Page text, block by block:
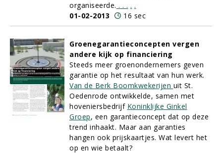
organiseerde. . . . . .
01-02-2013
16 sec
Groenegarantieconcepten vergen
andere kijk op financiering
Steeds meer groenondernemers geven
garantie op het resultaat van hun werk.
Van de Berk Boomkwekerijen uit St.
Oedenrode ontwikkelde, samen met
hoveniersbedrijf Koninklijke Ginkel
Groep, een garantieconcept dat op deze
trend inhaakt. Maar aan garanties
hangen ook prijskaartjes. Wat levert het
op en wie betaalt?